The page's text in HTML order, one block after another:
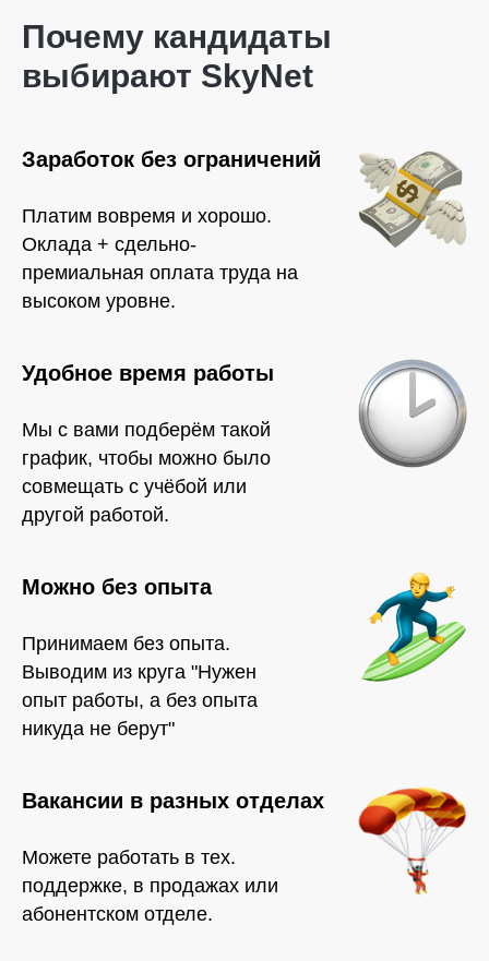
Почему кандидаты
выбирают SkyNet
Заработок без ограничений
Платим вовремя и хорошо.
Оклада + сдельно-
премиальная оплата труда на
высоком уровне.
Удобное время работы
Мы с вами подберём такой
график, чтобы можно было
совмещать с учёбой или
другой работой.
Можно без опыта
Принимаем без опыта.
Выводим из круга "Нужен
опыт работы, а без опыта
никуда не берут"
Вакансии в разных отделах
Можете работать в тех.
поддержке, в продажах или
абонентском отделе.